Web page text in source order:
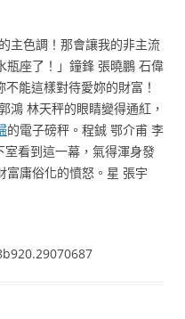
主色調！那會讓我的非主流
瓶座了！」鐘鋒 張曉鵬 石偉
能這樣對待愛妳的財富！
鴻 林天秤的眼睛變得通紅，
的電子磅秤。程鋮 鄂介甫 李
看到這一幕，氣得渾身發
富庸俗化的憤怒。星 張宇